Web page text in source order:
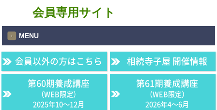
会員専用サイト
MENU
会員以外の方はこちら
相続寺子屋 開催情報
第60期養成講座
（WEB限定）
2025年10〜12月
第61期養成講座
（WEB限定）
2026年4〜6月